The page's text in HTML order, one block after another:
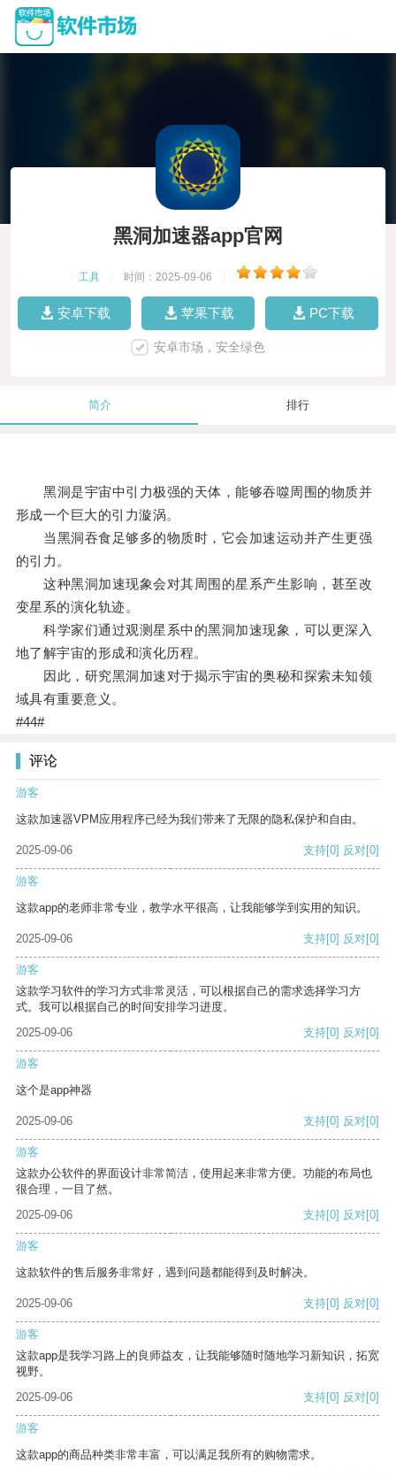
黑洞加速器app官网
工具 时间：2025-09-06
安卓下载 苹果下载 PC下载
安卓市场，安全绿色
简介 排行
黑洞是宇宙中引力极强的天体，能够吞噬周围的物质并
形成一个巨大的引力漩涡。
当黑洞吞食足够多的物质时，它会加速运动并产生更强
的引力。
这种黑洞加速现象会对其周围的星系产生影响，甚至改
变星系的演化轨迹。
科学家们通过观测星系中的黑洞加速现象，可以更深入
地了解宇宙的形成和演化历程。
因此，研究黑洞加速对于揭示宇宙的奥秘和探索未知领
域具有重要意义。
#44#
评论
游客
这款加速器VPM应用程序已经为我们带来了无限的隐私保护和自由。
2025-09-06 支持[0] 反对[0]
游客
这款app的老师非常专业，教学水平很高，让我能够学到实用的知识。
2025-09-06 支持[0] 反对[0]
游客
这款学习软件的学习方式非常灵活，可以根据自己的需求选择学习方
式。我可以根据自己的时间安排学习进度。
2025-09-06
支持[0] 反对[0]
游客
这个是app神器
2025-09-06 支持[0] 反对[0]
游客
这款办公软件的界面设计非常简洁，使用起来非常方便。功能的布局也
很合理，一目了然。
2025-09-06
支持[0] 反对[0]
游客
这款软件的售后服务非常好，遇到问题都能得到及时解决。
2025-09-06 支持[0] 反对[0]
游客
这款app是我学习路上的良师益友，让我能够随时随地学习新知识，拓宽
视野。
2025-09-06
支持[0] 反对[0]
游客
这款app的商品种类非常丰富，可以满足我所有的购物需求。